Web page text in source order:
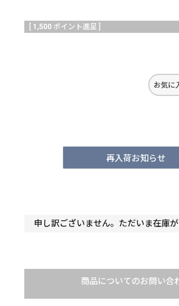
1,500 ポイント進呈 ]
お気に
再入荷お知らせ
申し訳ございません。ただいま在庫が
商品についてのお問い合